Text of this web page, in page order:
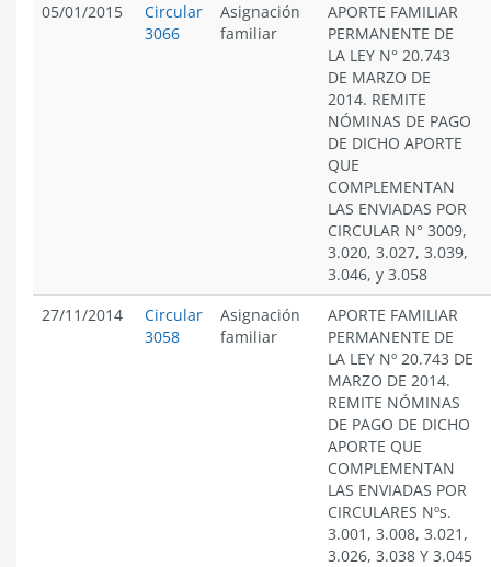
05/01/2015
Circular
3066
Asignación
familiar
APORTE FAMILIAR
PERMANENTE DE
LA LEY N° 20.743
DE MARZO DE
2014. REMITE
NÓMINAS DE PAGO
DE DICHO APORTE
QUE
COMPLEMENTAN
LAS ENVIADAS POR
CIRCULAR N° 3009,
3.020, 3.027, 3.039,
3.046, y 3.058
27/11/2014
Circular
3058
Asignación
familiar
APORTE FAMILIAR
PERMANENTE DE
LA LEY Nº 20.743 DE
MARZO DE 2014.
REMITE NÓMINAS
DE PAGO DE DICHO
APORTE QUE
COMPLEMENTAN
LAS ENVIADAS POR
CIRCULARES Nºs.
3.001, 3.008, 3.021,
3.026, 3.038 Y 3.045